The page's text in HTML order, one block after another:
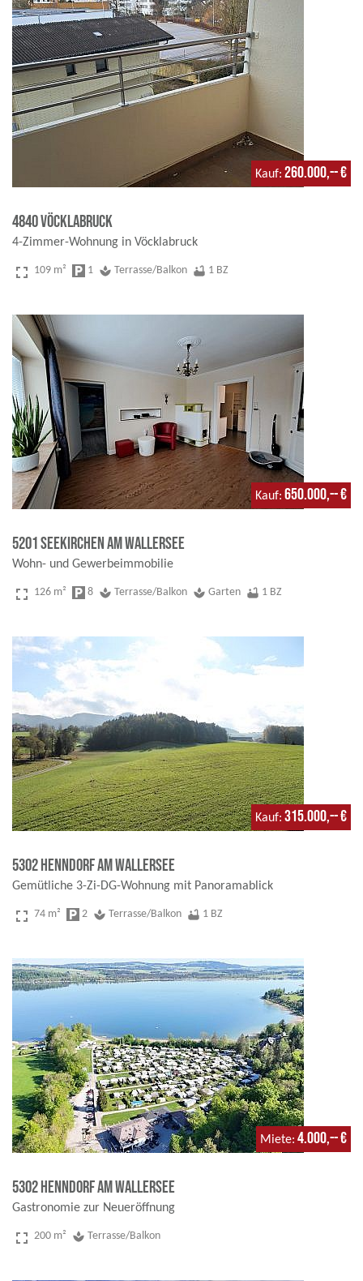
Kauf 260.000,-- €
4840 Vöcklabruck
4-Zimmer-Wohnung in Vöcklabruck
fullscreen 109 m² local_parking 1 spa Terrasse/Balkon bathtub 1 BZ
Kauf 650.000,-- €
5201 Seekirchen am Wallersee
Wohn- und Gewerbeimmobilie
fullscreen 126 m² local_parking 8 spa Terrasse/Balkon spa Garten bathtub 1 BZ
Kauf 315.000,-- €
5302 Henndorf am Wallersee
Gemütliche 3-Zi-DG-Wohnung mit Panoramablick
fullscreen 74 m² local_parking 2 spa Terrasse/Balkon bathtub 1 BZ
Miete 4.000,-- €
5302 Henndorf am Wallersee
Gastronomie zur Neueröffnung
fullscreen 200 m² spa Terrasse/Balkon